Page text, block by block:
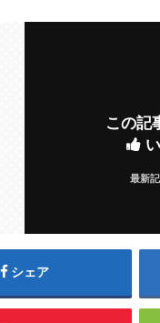
この記
最新
シェア